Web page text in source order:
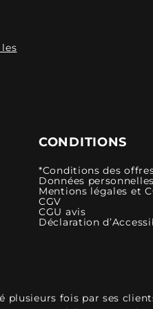
CONDITIONS
*Conditions des
Données personnelles
Mentions légales et
CGV
CGU avis
Déclaration
plusieurs fois par ses